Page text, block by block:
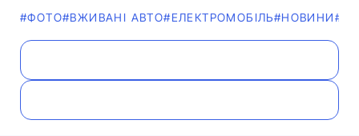
#ФОТО#ВЖИВАНІ АВТО#ЕЛЕКТРОМОБІЛЬ#НОВИНИ